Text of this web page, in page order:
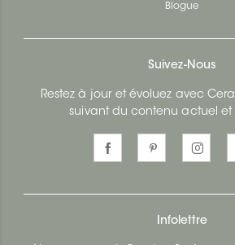
Blogue
Suivez-Nous
Restez à jour et évoluez avec
suivant du contenu actuel
Infolettre